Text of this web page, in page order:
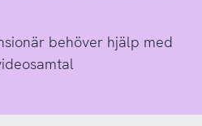
behöver hjälp med